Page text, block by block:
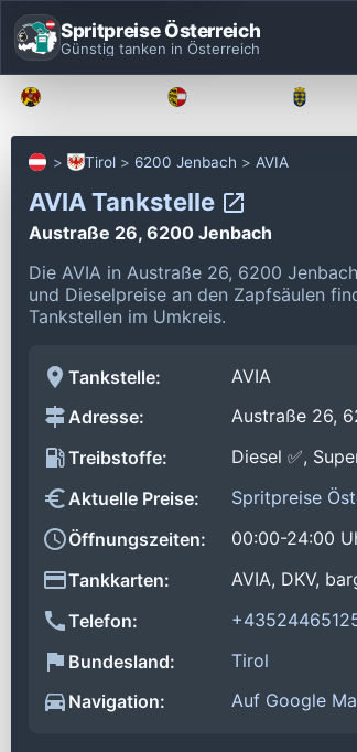
Spritpreise Österreich
Günstig tanken in Österreich
Tirol 6200 Jenbach AVIA
AVIA Tankstelle
Austraße 26, 6200 Jenbach
Die AVIA in Austraße 26, 6200
und Dieselpreise an den Zapfsäulen
Tankstellen im Umkreis.
Tankstelle:
AVIA
Adresse:
Austraße 26,
Treibstoffe:
Diesel ✅,
Aktuelle Preise:
Spritpreise
Öffnungszeiten:
00:00-24:00
Tankkarten:
AVIA, DKV,
Telefon:
Bundesland:
Tirol
Navigation:
Auf Google